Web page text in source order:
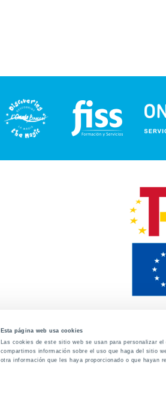
Esta página web usa cookies
Las cookies de este sitio web se usan para personalizar
compartimos información sobre el uso que haga del sitio
otra información que les haya proporcionado o que hayan
Contacto